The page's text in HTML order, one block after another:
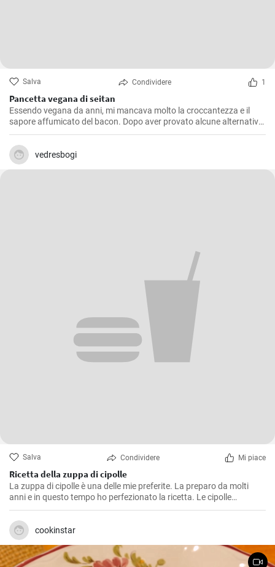
Salva Condividere 1
Pancetta vegana di seitan
Essendo vegana da anni, mi mancava molto la croccantezza e il
sapore affumicato del bacon. Dopo aver provato alcune alternative
a base vegetale che non mi soddisfacevano pienamente, ho deciso
di creare il mio bacon vegano. Dopo innumerevoli esperimenti e
modifiche, sono orgogliosa di condividere questa ricetta con tutti: il
bacon vegano è delizioso!
vedresbogi
Salva Condividere Mi piace
Ricetta della zuppa di cipolle
La zuppa di cipolle è una delle mie preferite. La preparo da molti
anni e in questo tempo ho perfezionato la ricetta. Le cipolle
aromatiche saltate in padella, la consistenza cremosa e le erbe
fresche lavorano in perfetta armonia in un piatto di zuppa.
cookinstar